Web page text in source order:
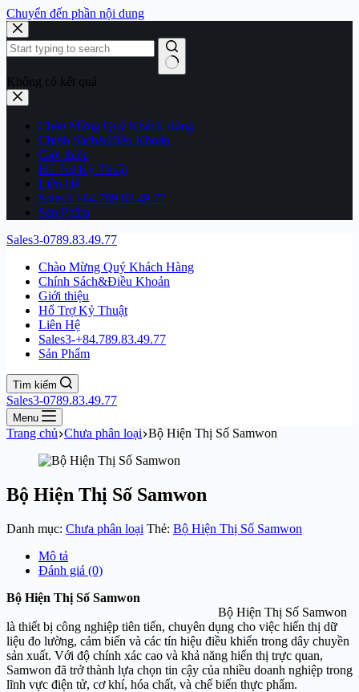
Chuyển đến phần nội dung
Không có kết quả
Chào Mừng Quý Khách Hàng
Chính Sách&Điều Khoản
Giới thiệu
Hổ Trợ Kỷ Thuật
Liên Hệ
Sales3-+84.789.83.49.77
Sản Phẩm
Sales3-0789.83.49.77
Chào Mừng Quý Khách Hàng
Chính Sách&Điều Khoản
Giới thiệu
Hổ Trợ Kỷ Thuật
Liên Hệ
Sales3-+84.789.83.49.77
Sản Phẩm
Tìm kiếm
Sales3-0789.83.49.77
Menu
Trang chủ Chưa phân loại Bộ Hiện Thị Số Samwon
Bộ Hiện Thị Số Samwon
Danh mục: Chưa phân loại Thẻ: Bộ Hiện Thị Số Samwon
Mô tả
Đánh giá (0)
Bộ Hiện Thị Số Samwon
Bộ Hiện Thị Số Samwon
là thiết bị công nghiệp tiên tiến, chuyên dụng cho việc hiển thị dữ
liệu đo lường, cảm biến và các tín hiệu điều khiển trong dây chuyền
sản xuất. Với độ chính xác cao và khả năng hiển thị trực quan,
Samwon đã trở thành lựa chọn tin cậy của nhiều doanh nghiệp trong
lĩnh vực điện tử, cơ khí, hóa chất, và chế biến thực phẩm.